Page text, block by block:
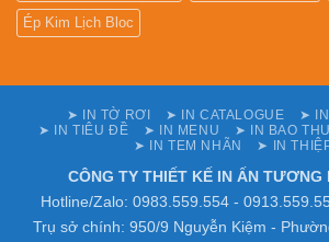
Ép Kim Lịch Bloc
➤ IN TỜ RƠI ➤ IN CATALOGUE
➤
➤ IN TIÊU ĐỀ
➤ IN MENU ➤ IN BAO
➤ IN TEM NHÃN
➤ IN
CÔNG TY THIẾT KẾ IN ẤN TƯƠNG
Hotline/Zalo: 0983.559.554 -
Trụ sở chính: 950/9 Nguyễn Kiệm -